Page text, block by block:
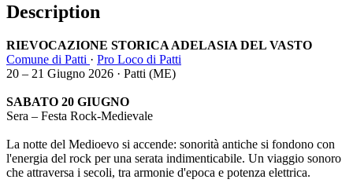
Description
RIEVOCAZIONE STORICA ADELASIA DEL VASTO
Comune di Patti · Pro Loco di Patti
20 – 21 Giugno 2026 · Patti (ME)
SABATO 20 GIUGNO
Sera – Festa Rock-Medievale
La notte del Medioevo si accende: sonorità antiche si fondono con
l'energia del rock per una serata indimenticabile. Un viaggio sonoro
che attraversa i secoli, tra armonie d'epoca e potenza elettrica.